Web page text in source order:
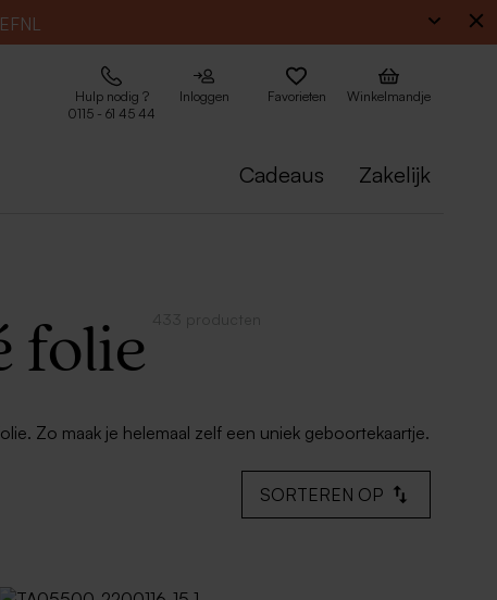
Hulp nodig ?
0115 - 61 45 44
Inloggen Favorieten Winkelmandje
Cadeaus Zakelijk
folie
Zo maak je helemaal zelf een uniek geboortekaartje.
SORTEREN OP